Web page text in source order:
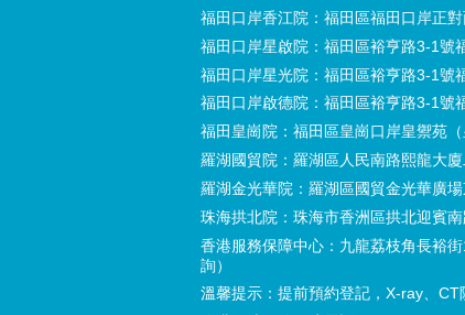
福田口岸香江院：福田區福田口岸正
福田口岸星啟院：福田區裕亨路3-1號
福田口岸星光院：福田區裕亨路3-1號
福田口岸啟德院：福田區裕亨路3-1號
福田皇崗院：福田區皇崗口岸皇禦苑
羅湖國貿院：羅湖區人民南路熙龍大
羅湖金光華院：羅湖區國貿金光華廣
珠海拱北院：珠海市香洲區拱北迎賓
香港服務保障中心：九龍荔枝角長裕
詢）
溫馨提示：提前預約登記，X-ray、CT